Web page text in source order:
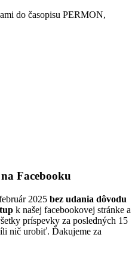
do časopisu PERMON,
Facebooku
2025 bez udania dôvodu
k našej facebookovej stránke a
príspevky za posledných 15
nič urobiť. Ďakujeme za